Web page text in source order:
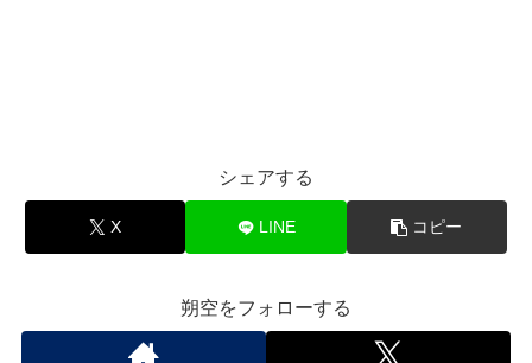
シェアする
X LINE コピー
朔空をフォローする